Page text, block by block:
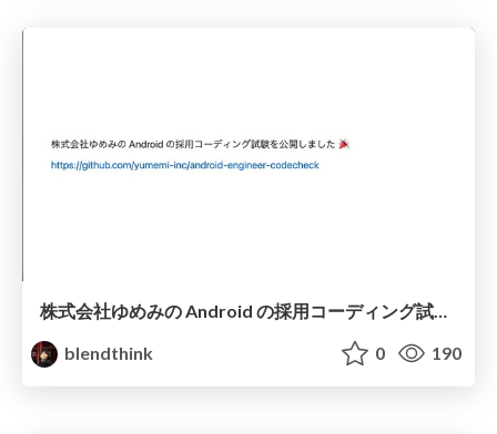
株式会社ゆめみの Android の採用コーディング試験を公開しました
blendthink
0 190